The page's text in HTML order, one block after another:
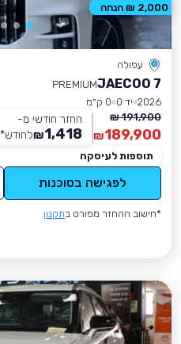
עפולה
JAECOO 7
PREMIUM
2026 יד 0
0 ק״מ
191,900 ₪
189,900
₪
החזר חודשי מ-
1,418
₪לחודש*
תוספות לעיסקה
לפגישה בסוכנות
*חישוב ההחזר מפורט בתקנון
2,000 ₪ הנחה